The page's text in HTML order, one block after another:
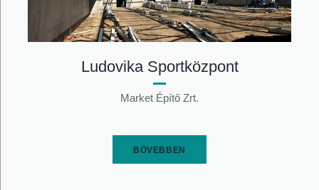
Ludovika Sportközpont
Market Építő Zrt.
BŐVEBBEN